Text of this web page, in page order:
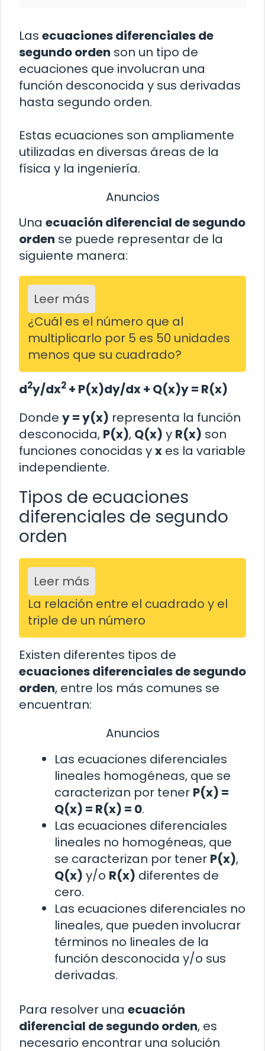
Las ecuaciones diferenciales de
segundo orden son un tipo de
ecuaciones que involucran una
función desconocida y sus derivadas
hasta segundo orden.
Estas ecuaciones son ampliamente
utilizadas en diversas áreas de la
física y la ingeniería.
Anuncios
Una ecuación diferencial de segundo
orden se puede representar de la
siguiente manera:
Leer más
¿Cuál es el número que al
multiplicarlo por 5 es 50 unidades
menos que su cuadrado?
d2y/dx2 + P(x)dy/dx + Q(x)y = R(x)
Donde y = y(x) representa la función
desconocida, P(x), Q(x) y R(x) son
funciones conocidas yx es la variable
independiente.
Tipos de ecuaciones
diferenciales de segundo
orden
Leer más
La relación entre el cuadrado y el
triple de un número
Existen diferentes tipos de
ecuaciones diferenciales de segundo
orden, entre los más comunes se
encuentran:
Anuncios
Las ecuaciones diferenciales
lineales homogéneas, que se
caracterizan por tener P(x) =
Q(x) = R(x) = 0.
Las ecuaciones diferenciales
lineales no homogéneas, que
se caracterizan por tener P(x),
Q(x) y/o R(x) diferentes de
cero.
Las ecuaciones diferenciales no
lineales, que pueden involucrar
términos no lineales de la
función desconocida y/o sus
derivadas.
Para resolver una ecuación
diferencial de segundo orden, es
necesario encontrar una solución